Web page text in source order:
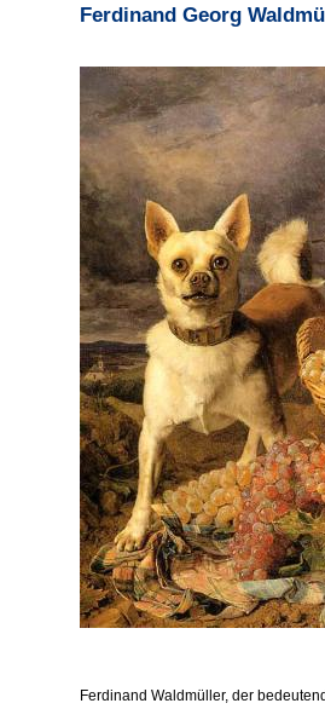
Ferdinand Georg
Ferdinand Waldmüller, der